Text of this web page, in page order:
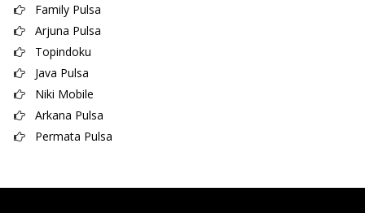
Family Pulsa
Arjuna Pulsa
Topindoku
Java Pulsa
Niki Mobile
Arkana Pulsa
Permata Pulsa